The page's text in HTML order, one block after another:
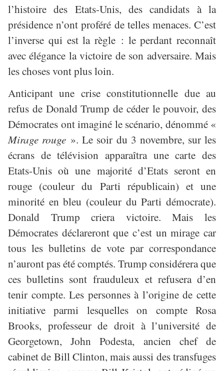
l’histoire des Etats-Unis, des candidats à la
présidence n’ont proféré de telles menaces. C’est
l’inverse qui est la règle : le perdant reconnaît
avec élégance la victoire de son adversaire. Mais
les choses vont plus loin.
Anticipant une crise constitutionnelle due au
refus de Donald Trump de céder le pouvoir, des
Démocrates ont imaginé le scénario, dénommé «
Mirage rouge ». Le soir du 3 novembre, sur les
écrans de télévision apparaîtra une carte des
Etats-Unis où une majorité d’Etats seront en
rouge (couleur du Parti républicain) et une
minorité en bleu (couleur du Parti démocrate).
Donald Trump criera victoire. Mais les
Démocrates déclareront que c’est un mirage car
tous les bulletins de vote par correspondance
n’auront pas été comptés. Trump considérera que
ces bulletins sont frauduleux et refusera d’en
tenir compte. Les personnes à l’origine de cette
initiative parmi lesquelles on compte Rosa
Brooks, professeur de droit à l’université de
Georgetown, John Podesta, ancien chef de
cabinet de Bill Clinton, mais aussi des transfuges